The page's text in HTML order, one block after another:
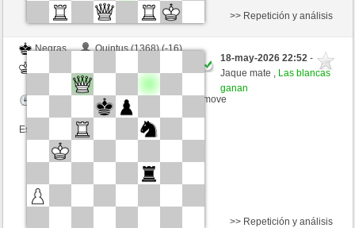
Negras
Quintus (1368) (-16)
Tiempo: 15 minutes/side + 10 seconds/move
Esta partida es por puntos
>> Repetición y análisis
18-may-2026 22:52-
Jaque mate , Las blancas
ganan
>> Repetición y análisis